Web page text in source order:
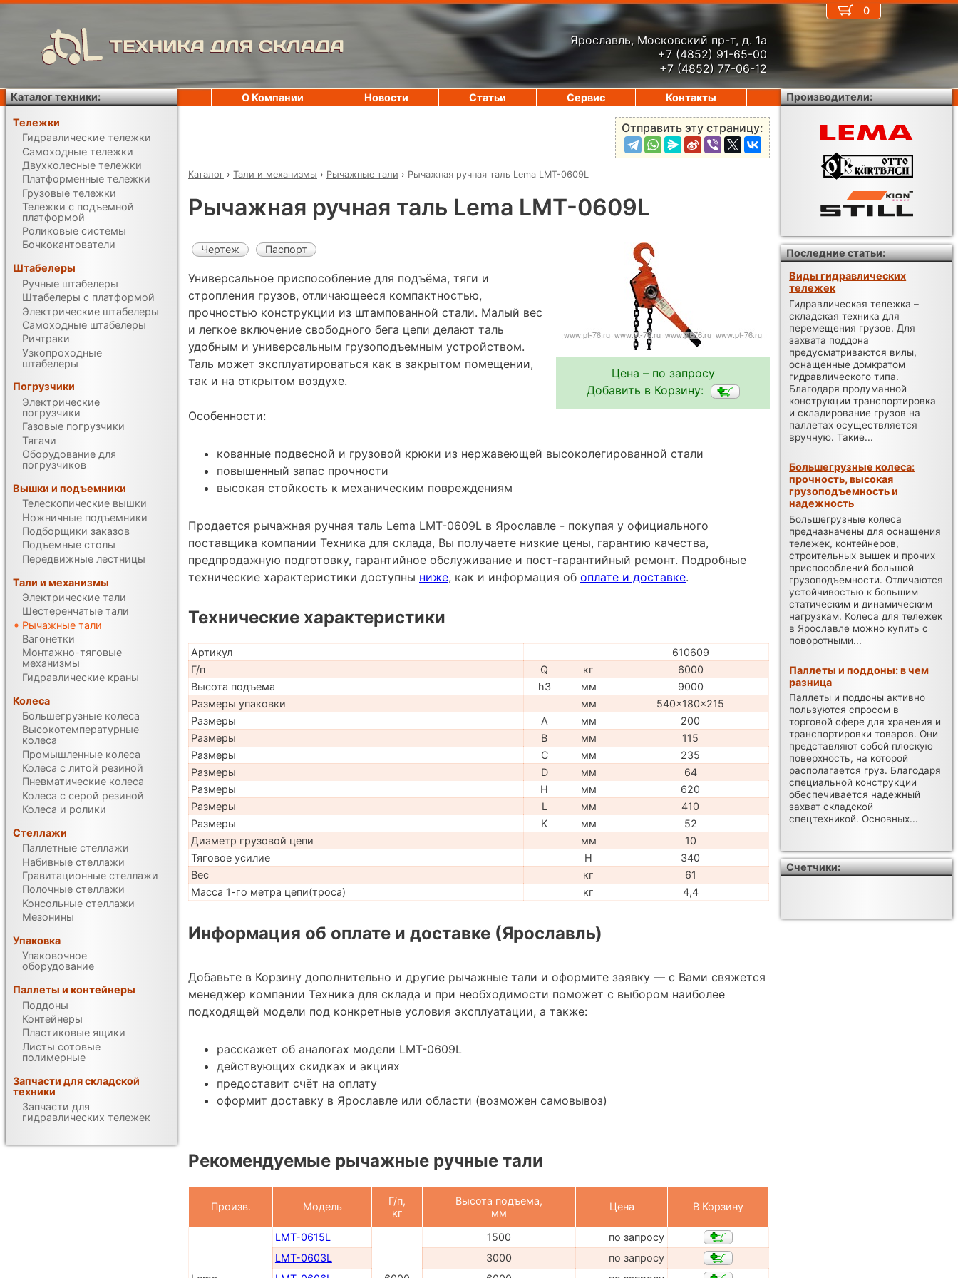
ТЕХНИКА ДЛЯ СКЛАДА
Ярославль, Московский пр-т, д. 1а
+7 (4852) 91-65-00
+7 (4852) 77-06-12
Отправить эту страницу:
Каталог › Тали и механизмы › Рычажные тали › Рычажная ручная таль Lema LMT-0609L
Рычажная ручная таль Lema LMT-0609L
Цена – по запросу
Добавить в Корзину:
Чертеж Паспорт
Универсальное приспособление для подъёма, тяги и
стропления грузов, отличающееся компактностью,
прочностью конструкции из штампованной стали. Малый вес
и легкое включение свободного бега цепи делают таль
удобным и универсальным грузоподъемным устройством.
Таль может эксплуатироваться как в закрытом помещении,
так и на открытом воздухе.
Особенности:
кованные подвесной и грузовой крюки из нержавеющей высоколегированной стали
повышенный запас прочности
высокая стойкость к механическим повреждениям
Продается рычажная ручная таль Lema LMT-0609L в Ярославле - покупая у официального
поставщика компании Техника для склада, Вы получаете низкие цены, гарантию качества,
предпродажную подготовку, гарантийное обслуживание и пост-гарантийный ремонт. Подробные
технические характеристики доступны ниже, как и информация об оплате и доставке.
Технические характеристики
Артикул
610609
Г/п
Q кг
6000
Высота подъема
h3 мм
9000
Размеры упаковки
мм
540x180x215
Размеры
A мм
200
Размеры
B мм
115
Размеры
C мм
235
Размеры
D мм
64
Размеры
H мм
620
Размеры
L мм
410
Размеры
K мм
52
Диаметр грузовой цепи
мм
10
Тяговое усилие
H
340
Вес
кг
61
Масса 1-го метра цепи(троса)
кг 4,4
Информация об оплате и доставке (Ярославль)
Добавьте в Корзину дополнительно и другие рычажные тали и оформите заявку — с Вами свяжется
менеджер компании Техника для склада и при необходимости поможет с выбором наиболее
подходящей модели под конкретные условия эксплуатации, а также:
расскажет об аналогах модели LMT-0609L
действующих скидках и акциях
предоставит счёт на оплату
оформит доставку в Ярославле или области (возможен самовывоз)
Рекомендуемые рычажные ручные тали
Произв. Модель
Г/п,
кг
Высота подъема,
мм
Цена В Корзину
LMT-0615L 1500
по запросу
LMT-0603L
3000
по запросу
0
О Компании Новости Статьи Сервис Контакты
Каталог техники:
Тележки
Гидравлические тележки
Самоходные тележки
Двухколесные тележки
Платформенные тележки
Грузовые тележки
Тележки с подъемной
платформой
Роликовые системы
Бочкокантователи
Штабелеры
Ручные штабелеры
Штабелеры с платформой
Электрические штабелеры
Самоходные штабелеры
Ричтраки
Узкопроходные
штабелеры
Погрузчики
Электрические
погрузчики
Газовые погрузчики
Тягачи
Оборудование для
погрузчиков
Вышки и подъемники
Телескопические вышки
Ножничные подъемники
Подборщики заказов
Подъемные столы
Передвижные лестницы
Тали и механизмы
Электрические тали
Шестеренчатые тали
Рычажные тали
Вагонетки
Монтажно-тяговые
механизмы
Гидравлические краны
Колеса
Большегрузные колеса
Высокотемпературные
колеса
Промышленные колеса
Колеса с литой резиной
Пневматические колеса
Колеса с серой резиной
Колеса и ролики
Стеллажи
Паллетные стеллажи
Набивные стеллажи
Гравитационные стеллажи
Полочные стеллажи
Консольные стеллажи
Мезонины
Упаковка
Упаковочное
оборудование
Паллеты и контейнеры
Поддоны
Контейнеры
Пластиковые ящики
Листы сотовые
полимерные
Запчасти для складской
техники
Запчасти для
гидравлических тележек
Производители:
Последние статьи:
Виды гидравлических
тележек
Гидравлическая тележка –
складская техника для
перемещения грузов. Для
захвата поддона
предусматриваются вилы,
оснащенные домкратом
гидравлического типа.
Благодаря продуманной
конструкции транспортировка
и складирование грузов на
паллетах осуществляется
вручную. Такие...
Большегрузные колеса:
прочность, высокая
грузоподъемность и
надежность
Большегрузные колеса
предназначены для оснащения
тележек, контейнеров,
строительных вышек и прочих
приспособлений большой
грузоподъемности. Отличаются
устойчивостью к большим
статическим и динамическим
нагрузкам. Колеса для тележек
в Ярославле можно купить с
поворотными...
Паллеты и поддоны: в чем
разница
Паллеты и поддоны активно
пользуются спросом в
торговой сфере для хранения и
транспортировки товаров. Они
представляют собой плоскую
поверхность, на которой
располагается груз. Благодаря
специальной конструкции
обеспечивается надежный
захват складской
спецтехникой. Основных...
Счетчики: